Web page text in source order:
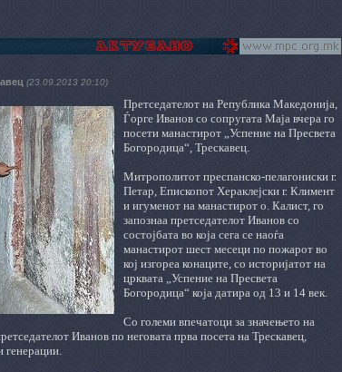
(23.09.2013 20:10)
Претседателот на Република Македонија,
Ѓорге Иванов со сопругата Маја вчера го
посети манастирот „Успение на Пресвета
Богородица“, Трескавец.
Митрополитот преспанско-пелагониски г.
Петар, Епископот Хераклејски г. Климент
и игуменот на манастирот о. Калист, го
запознаа претседателот Иванов со
состојбата во која сега се наоѓа
манастирот шест месеци по пожарот во
кој изгореа конаците, со историјатот на
црквата „Успение на Пресвета
Богородица“ која датира од 13 и 14 век.
Со големи впечатоци за значењето на
Иванов по неговата прва посета на Трескавец,
генерации.